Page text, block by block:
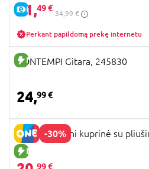
E-KAINA
31,49 €
34,99 €
Perkant papildomą prekę internetu
NAUJA PREKĖ
BONTEMPI Gitara, 245830
24,99 €
-30%
NAUJA PREKĖ
PERLETTI Mini kuprinė su
99 €